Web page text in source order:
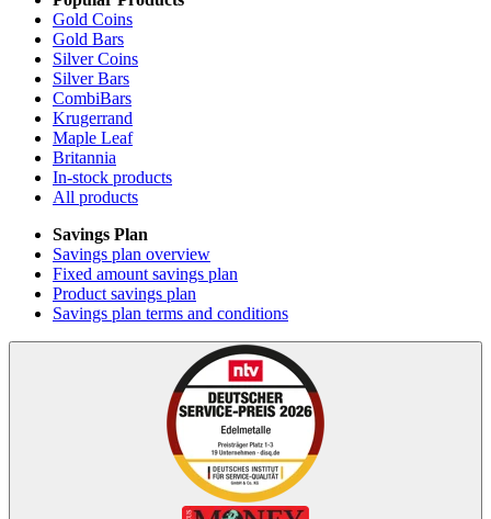
Gold Coins
Gold Bars
Silver Coins
Silver Bars
CombiBars
Krugerrand
Maple Leaf
Britannia
In-stock products
All products
Savings Plan
Savings plan overview
Fixed amount savings plan
Product savings plan
Savings plan terms and conditions